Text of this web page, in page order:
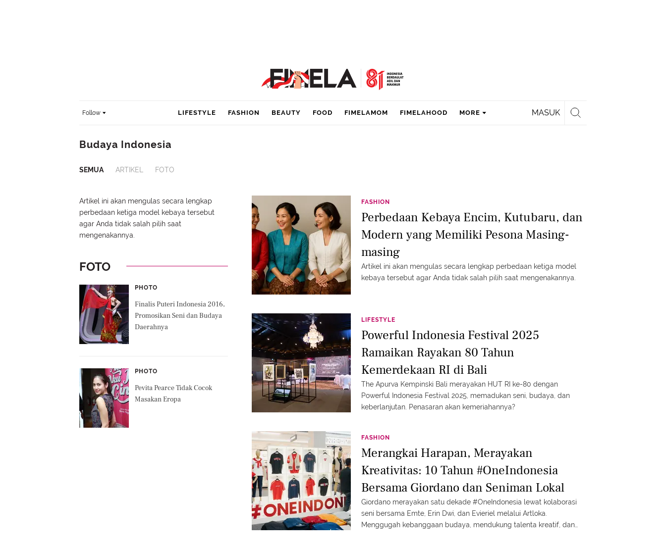
Follow MASUK
LIFESTYLE FASHION BEAUTY FOOD FIMELAMOM FIMELAHOOD MORE
Budaya Indonesia
SEMUA ARTIKEL FOTO
Artikel ini akan mengulas secara lengkap
perbedaan ketiga model kebaya tersebut
agar Anda tidak salah pilih saat
mengenakannya.
FOTO
PHOTO
Finalis Puteri Indonesia 2016,
Promosikan Seni dan Budaya
Daerahnya
PHOTO
Pevita Pearce Tidak Cocok
Masakan Eropa
FASHION
Perbedaan Kebaya Encim, Kutubaru, dan
Modern yang Memiliki Pesona Masing-
masing
Artikel ini akan mengulas secara lengkap perbedaan ketiga model
kebaya tersebut agar Anda tidak salah pilih saat mengenakannya.
LIFESTYLE
Powerful Indonesia Festival 2025
Ramaikan Rayakan 80 Tahun
Kemerdekaan RI di Bali
The Apurva Kempinski Bali merayakan HUT RI ke-80 dengan
Powerful Indonesia Festival 2025, memadukan seni, budaya, dan
keberlanjutan. Penasaran akan kemeriahannya?
FASHION
Merangkai Harapan, Merayakan
Kreativitas: 10 Tahun #OneIndonesia
Bersama Giordano dan Seniman Lokal
Giordano merayakan satu dekade #OneIndonesia lewat kolaborasi
seni bersama Emte, Erin Dwi, dan Evieriel melalui Artloka.
Menggugah kebanggaan budaya, mendukung talenta kreatif, dan